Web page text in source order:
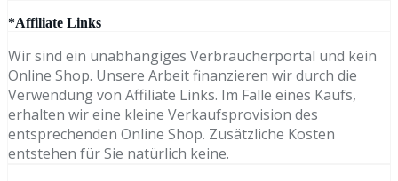
*Affiliate Links
Wir sind ein unabhängiges Verbraucherportal und kein
Online Shop. Unsere Arbeit finanzieren wir durch die
Verwendung von Affiliate Links. Im Falle eines Kaufs,
erhalten wir eine kleine Verkaufsprovision des
entsprechenden Online Shop. Zusätzliche Kosten
entstehen für Sie natürlich keine.